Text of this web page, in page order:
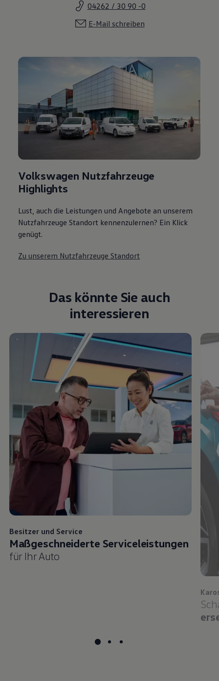
04262 / 30 90 -0
E-Mail schreiben
Volkswagen Nutzfahrzeuge
Highlights
Lust, auch die Leistungen und Angebote an unserem
Nutzfahrzeuge Standort kennenzulernen? Ein Klick
genügt.
Zu unserem Nutzfahrzeuge Standort
Das könnte Sie auch
interessieren
Besitzer und Service
Maßgeschneiderte Serviceleistungen
für Ihr Auto